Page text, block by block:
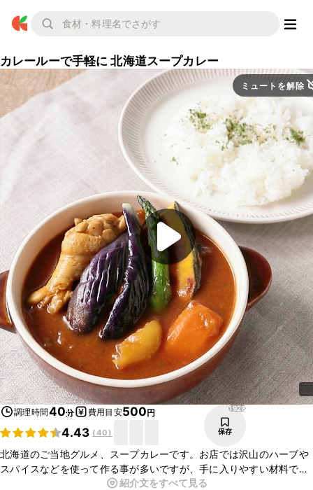
カレールーで手軽に 北海道スープカレー
ミュートを解除
調理時間40分 費用目安500円
4.43 (40)
1928
保存
北海道のご当地グルメ、スープカレーです。お店では沢山のハーブや
スパイスなどを使って作る事が多いですが、手に入りやすい材料で手
軽に作ります。旨味たっぷりのスープカレーはサラッと食べやすく美
紹介文をすべて見る